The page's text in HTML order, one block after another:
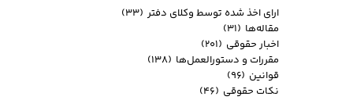
ارای اخذ شده توسط وکلای دفتر (۳۳)
مقاله‌ها (۳۱)
اخبار حقوقی (۲۰۱)
مقررات و دستورالعمل‌ها (۱۳۸)
قوانین (۹۶)
نکات حقوقی (۴۶)